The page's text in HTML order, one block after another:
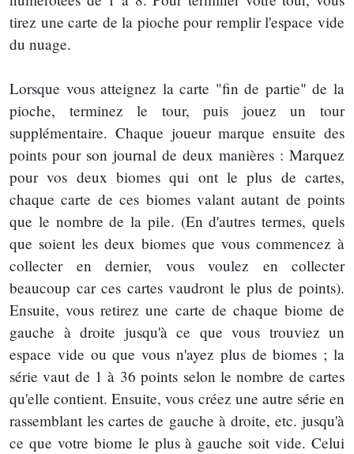
tirez une carte de la pioche pour remplir l'espace vide
du nuage.
Lorsque vous atteignez la carte "fin de partie" de la
pioche, terminez le tour, puis jouez un tour
supplémentaire. Chaque joueur marque ensuite des
points pour son journal de deux manières : Marquez
pour vos deux biomes qui ont le plus de cartes,
chaque carte de ces biomes valant autant de points
que le nombre de la pile. (En d'autres termes, quels
que soient les deux biomes que vous commencez à
collecter en dernier, vous voulez en collecter
beaucoup car ces cartes vaudront le plus de points).
Ensuite, vous retirez une carte de chaque biome de
gauche à droite jusqu'à ce que vous trouviez un
espace vide ou que vous n'ayez plus de biomes ; la
série vaut de 1 à 36 points selon le nombre de cartes
qu'elle contient. Ensuite, vous créez une autre série en
rassemblant les cartes de gauche à droite, etc. jusqu'à
ce que votre biome le plus à gauche soit vide. Celui